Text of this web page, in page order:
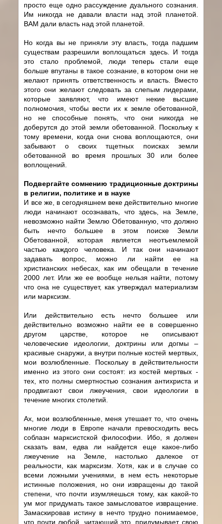
просто еще одно рассуждение дуального сознания.
Им никогда не давали власти над этой планетой.
ВАМ дали власть над этой планетой.
Но когда вы не приняли эту власть, тогда падшим
существам разрешили воплощаться здесь. И тогда
это стало проблемой, люди теперь стали еще
больше впутаны в такое сознание, в котором они не
желают принять ответственность и власть. Вместо
этого они желают следовать за слепым лидерами,
которые заявляют, что имеют некие высшие
полномочия, чтобы вести их к земле обетованной,
но не способные понять, что они никогда не
доберутся до этой земли обетованной. Поскольку к
тому времени, когда они снова воплощаются, они
забывают о своих тщетных поисках земли
обетованной во время прошлых 30 или более
воплощений.
Подвергайте сомнению традиционные доктрины
в религии, политике и в науке
И все же, в сегодняшнем веке действительно многие
люди начинают осознавать, что здесь, на Земле,
невозможно найти Землю Обетованную, что должно
быть нечто большее в этом поиске Земли
Обетованной, которая является неотъемлемой
частью каждого человека. И так они начинают
задавать вопрос, можно ли найти ее на
христианских небесах, как им обещали в течение
2000 лет. Или же ее вообще нельзя найти, потому
что она не существует, как утверждал материализм
или марксизм.
Или действительно есть нечто большее или
действительно возможно найти ее в совершенно
другом царстве, которое не описывают
человеческие идеологии, доктрины или догмы –
красивые снаружи, а внутри полные костей мертвых,
мои возлюбленные. Поскольку в действительности
именно из этого они состоят: из костей мертвых -
тех, кто полны смертностью сознания антихриста и
продвигают свои лжеучения, свои идеологии в
течение многих столетий.
Ах, мои возлюбленные, меня утешает то, что очень
многие люди в Европе начали превосходить весь
соблазн марксистской философии. Ибо, я должен
сказать вам, едва ли найдется еще какое-либо
лжеучение на Земле, настолько далекое от
реальности, как марксизм. Хотя, как и в случае со
всеми ложными учениями, в нем есть некоторые
истинные положения, но они извращены до такой
степени, что почти изумляешься тому, как какой-то
ум мог придумать такое замысловатое извращение.
Замаскировав истину в нечто трудно понимаемое,
что почти любой, читающий это, придумывает свою